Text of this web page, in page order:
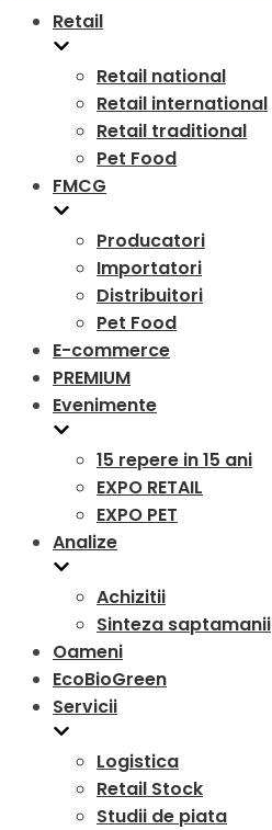
Retail
Retail national
Retail international
Retail traditional
Pet Food
FMCG
Producatori
Importatori
Distribuitori
Pet Food
E-commerce
PREMIUM
Evenimente
15 repere in 15 ani
EXPO RETAIL
EXPO PET
Analize
Achizitii
Sinteza saptamanii
Oameni
EcoBioGreen
Servicii
Logistica
Retail Stock
Studii de piata